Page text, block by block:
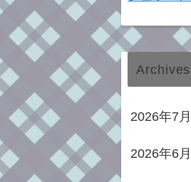
Archives
2026年7月
2026年6月